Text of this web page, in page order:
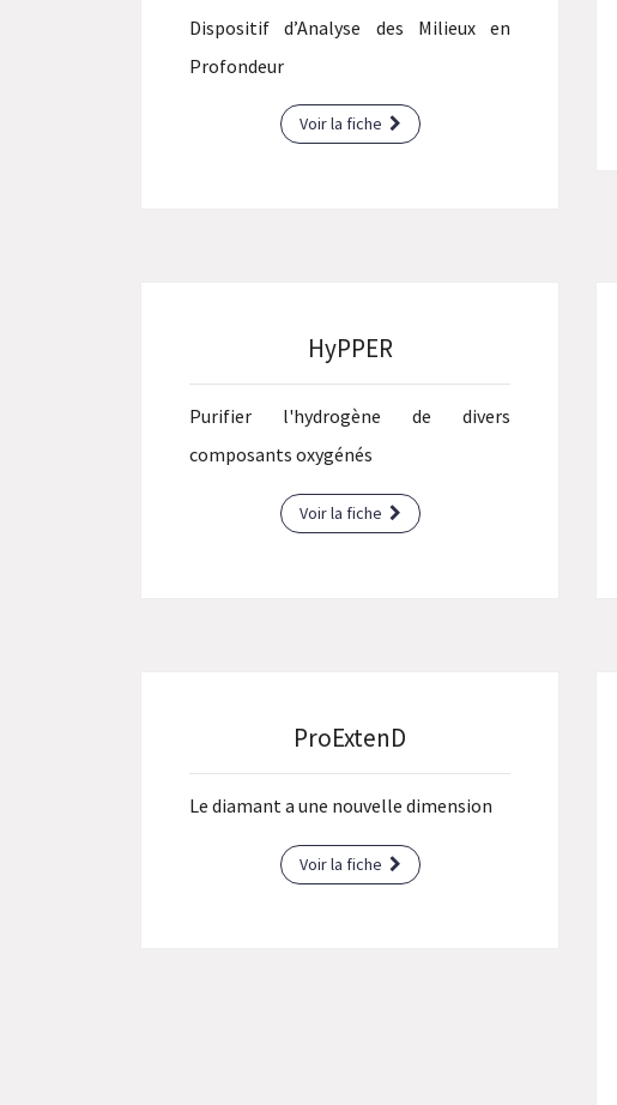
Dispositif d’Analyse des Milieux en
Profondeur
Voir la fiche
HyPPER
Purifier l'hydrogène de divers
composants oxygénés
Voir la fiche
ProExtenD
Le diamant a une nouvelle dimension
Voir la fiche